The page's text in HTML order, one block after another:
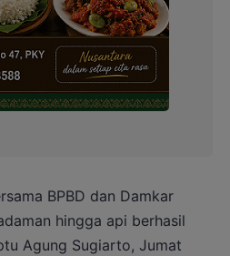
BPBD dan Damkar
hingga api berhasil
Agung Sugiarto, Jumat